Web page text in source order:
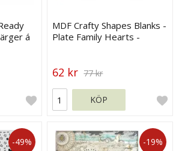
á
MDF Crafty Shapes Blanks -
Plate Family Hearts -
62 kr 77 kr
KÖP
-49% -19%